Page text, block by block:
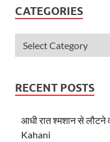
CATEGORIES
RECENT POSTS
आधी रात श्मशान से
Kahani